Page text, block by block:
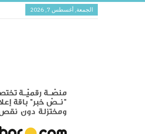
الجمعة, أغسطس 7, 2026